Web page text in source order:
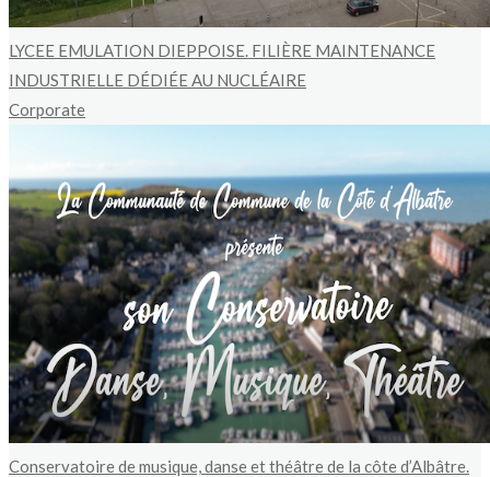
LYCEE EMULATION DIEPPOISE. FILIÈRE MAINTENANCE
INDUSTRIELLE DÉDIÉE AU NUCLÉAIRE
Corporate
Conservatoire de musique, danse et théâtre de la côte d’Albâtre.